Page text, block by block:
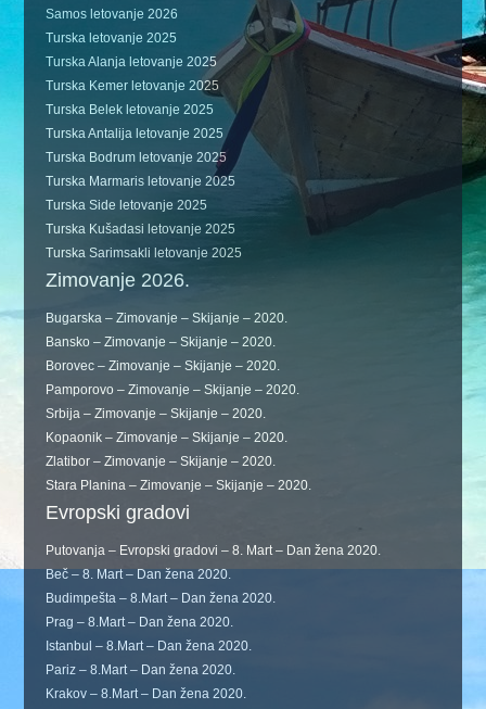
Samos letovanje 2026
Turska letovanje 2025
Turska Alanja letovanje 2025
Turska Kemer letovanje 2025
Turska Belek letovanje 2025
Turska Antalija letovanje 2025
Turska Bodrum letovanje 2025
Turska Marmaris letovanje 2025
Turska Side letovanje 2025
Turska Kušadasi letovanje 2025
Turska Sarimsakli letovanje 2025
Zimovanje 2026.
Bugarska – Zimovanje – Skijanje – 2020.
Bansko – Zimovanje – Skijanje – 2020.
Borovec – Zimovanje – Skijanje – 2020.
Pamporovo – Zimovanje – Skijanje – 2020.
Srbija – Zimovanje – Skijanje – 2020.
Kopaonik – Zimovanje – Skijanje – 2020.
Zlatibor – Zimovanje – Skijanje – 2020.
Stara Planina – Zimovanje – Skijanje – 2020.
Evropski gradovi
Putovanja – Evropski gradovi – 8. Mart – Dan žena 2020.
Beč – 8. Mart – Dan žena 2020.
Budimpešta – 8.Mart – Dan žena 2020.
Prag – 8.Mart – Dan žena 2020.
Istanbul – 8.Mart – Dan žena 2020.
Pariz – 8.Mart – Dan žena 2020.
Krakov – 8.Mart – Dan žena 2020.